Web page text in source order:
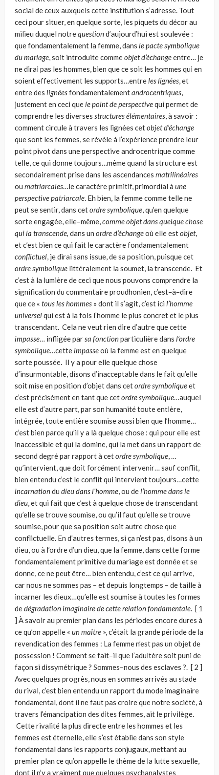
social de ceux auxquels cette institution s’adresse. Tout
ceci pour situer, en quelque sorte, les piquets du décor au
milieu duquel notrequestiond’aujourd’hui est soulevée :
que fondamentalement la femme, dans le pacte symbolique
du mariage, soit introduite commeobjet d’échangeentre… je
ne dirai pas les hommes, bien que ce soit les hommes qui en
soient effectivement les supports…entreles lignées, et
entre des lignéesfondamenta­lementandrocentriques,
justement en ceci quele point de perspectivequi per­met de
comprendre les diverses structures élémentaires, à savoir :
comment cir­cule à travers les lignées cetobjet d’échange
que sont les femmes, se révèle à l’expérience prendre leur
point pivot dans une perspective androcentrique comme
telle, ce qui donne toujours…même quand la structure est
secondaire­ment prise dans les ascendances matrilinéaires
ou matriarcales…le caractère pri­mitif, primordial à une
perspective patriarcale. Eh bien, la femme comme telle ne
peut se sentir, dans cetordre symbolique, qu’en quelque
sorte engagée, elle–même,comme objet dans quelque chose
qui la transcende, dans un ordre d’échangeoù elle estobjet,
et c’est bien ce qui fait le caractère fondamentalement
conflictuel, je dirai sans issue, de sa position, puisque cet
ordre symbolique littéralement la soumet, la transcende. Et
c’est à la lumière de ceci que nous pouvons comprendre la
signification du commen­taire proudhonien, c’est–à–dire
que ce « tous les hommes » dont il s’agit, c’est ici l’homme
universelqui est à la fois l’homme le plus concret et le plus
transcen­dant. Cela ne veut rien dire d’autre que cette
impasse… infligée parsa fonctionparticulière dans l’ordre
symbolique…cetteimpasseoù la femme est en quelque
sorte poussée. Il y a pour elle quelque chose
d’insurmontable, disons d’inac­ceptable dans le fait qu’elle
soit mise en position d’objet dans cetordre symboliqueet
c’est précisément en tant que cetordre symbolique…auquel
elle est d’autre part, par son humanité toute entière,
intégrée, toute entière soumise aussi bien que l’homme…
c’est bien parce qu’il y a là quelque chose : qui pour elle est
inaccessible et qui la domine, qui la met dans un rapport de
second degré par rapport à cetordre symbolique, …
qu’intervient, que doit forcément intervenir… sauf conflit,
bien entendu c’est le conflit qui intervient toujours…cette
incar­nationdu dieu dans l’homme, ou del’homme dans le
dieu, et qui fait que c’est à quelque chose de transcendant
qu’elle se trouve soumise, ou qu’il faut qu’el­le se trouve
soumise, pour que sa position soit autre chose que
conflictuelle. En d’autres termes, si ça n’est pas, disons à un
dieu, ou à l’ordre d’un dieu, que la femme, dans cette forme
fondamentalement primitive du mariage est donnée et se
donne, ce ne peut être… bien entendu, c’est ce qui arrive,
car nous ne sommes pas – et depuis longtemps – de taille à
incarner les dieux…qu’elle est soumise à toutes les formes
dedégradation imaginaire de cette relation fonda­mentale. [ 1
] À savoir au premier plan dans les périodes encore dures à
ce qu’on appelle « un maître », c’était la grande période de la
revendication des femmes : La femme n’est pas un objet de
possession ! Comment se fait–il que l’adultère soit puni de
façon si dissymétrique ? Sommes–nous des esclaves ?. [ 2 ]
Avec quelques progrès, nous en sommes arrivés au stade
du rival, c’est bien entendu un rap­port du mode imaginaire
fondamental, dont il ne faut pas croire que notre société, à
travers l’émancipation des dites femmes, ait le privilège.
Cette rivalité la plus directe entre les hommes et les
femmes est éternelle, elle s’est établie dans son style
fondamental dans les rapports conjugaux, mettant au
premier plan ce qu’on appelle le thème de la lutte sexuelle,
dont il n’y a vraiment que quelques psychanalystes